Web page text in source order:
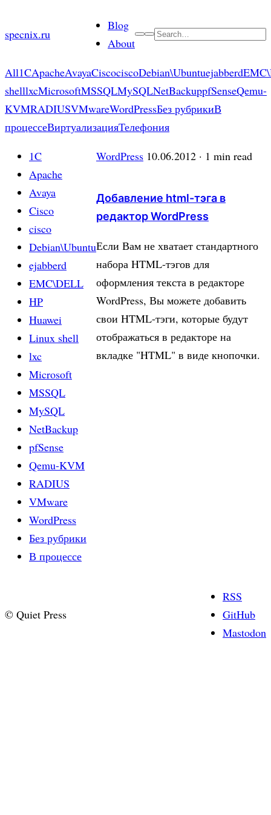
to
specnix.ru
Blog
About
Search
All1CApacheAvayaCiscociscoDebian\Ubuntuejabberd
shelllxcMicrosoftMSSQLMySQLNetBackuppfSenseQemu-
KVMRADIUSVMwareWordPressБез рубрикиВ
процессеВиртуализацияТелефония
1C
Apache
Avaya
Cisco
cisco
Debian\Ubuntu
ejabberd
EMC\DELL
HP
Huawei
Linux shell
lxc
Microsoft
MSSQL
MySQL
NetBackup
pfSense
Qemu-KVM
RADIUS
VMware
WordPress
Без рубрики
В процессе
WordPress 10.06.2012 · 1 min read
Добавление html-тэга в
редактор WordPress
Если Вам не хватает стандартного
набора HTML-тэгов для
оформления текста в редакторе
WordPress, Вы можете добавить
свои HTML-тэги, которые будут
отображаться в редакторе на
вкладке "HTML" в виде кнопочки.
© Quiet Press
RSS
GitHub
Mastodon